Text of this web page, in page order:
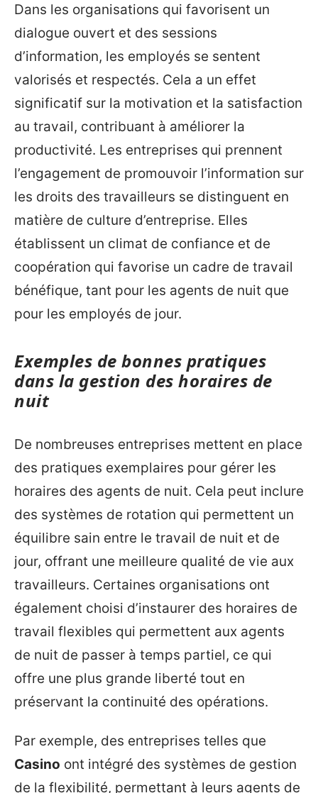
Dans les organisations qui favorisent un
dialogue ouvert et des sessions
d’information, les employés se sentent
valorisés et respectés. Cela a un effet
significatif sur la motivation et la satisfaction
au travail, contribuant à améliorer la
productivité. Les entreprises qui prennent
l’engagement de promouvoir l’information sur
les droits des travailleurs se distinguent en
matière de culture d’entreprise. Elles
établissent un climat de confiance et de
coopération qui favorise un cadre de travail
bénéfique, tant pour les agents de nuit que
pour les employés de jour.
Exemples de bonnes pratiques
dans la gestion des horaires de
nuit
De nombreuses entreprises mettent en place
des pratiques exemplaires pour gérer les
horaires des agents de nuit. Cela peut inclure
des systèmes de rotation qui permettent un
équilibre sain entre le travail de nuit et de
jour, offrant une meilleure qualité de vie aux
travailleurs. Certaines organisations ont
également choisi d’instaurer des horaires de
travail flexibles qui permettent aux agents
de nuit de passer à temps partiel, ce qui
offre une plus grande liberté tout en
préservant la continuité des opérations.
Par exemple, des entreprises telles que
Casino ont intégré des systèmes de gestion
de la flexibilité, permettant à leurs agents de